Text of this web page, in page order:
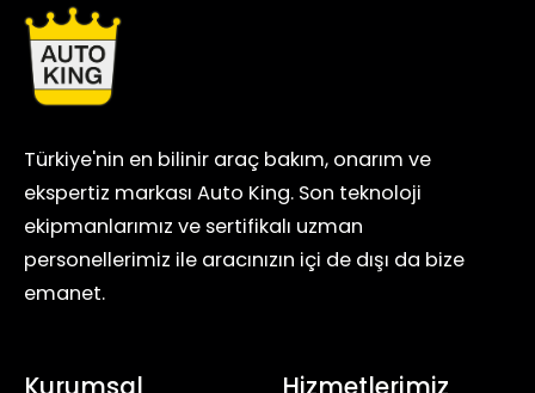
Türkiye'nin en bilinir araç bakım, onarım ve
ekspertiz markası Auto King. Son teknoloji
ekipmanlarımız ve sertifikalı uzman
personellerimiz ile aracınızın içi de dışı da bize
emanet.